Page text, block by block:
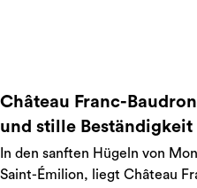
Château Franc-
und stille
In den sanften Hügeln von
Saint-Émilion, liegt Château